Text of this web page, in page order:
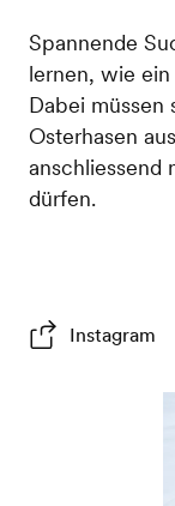
Spannende
lernen, wie
Dabei müssen
Osterhasen
anschliessend
dürfen.
Instagram